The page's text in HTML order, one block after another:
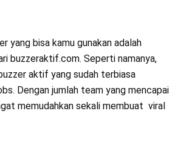
yang bisa kamu gunakan adalah
buzzeraktif.com. Seperti namanya,
aktif yang sudah terbiasa
Dengan jumlah team yang mencapai
memudahkan sekali membuat viral